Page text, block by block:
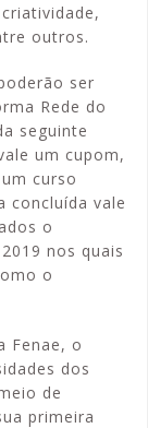
outros.
ser
Rede do
seguinte
um cupom,
curso
concluída vale
o
nos quais
o
Fenae, o
dos
de
primeira